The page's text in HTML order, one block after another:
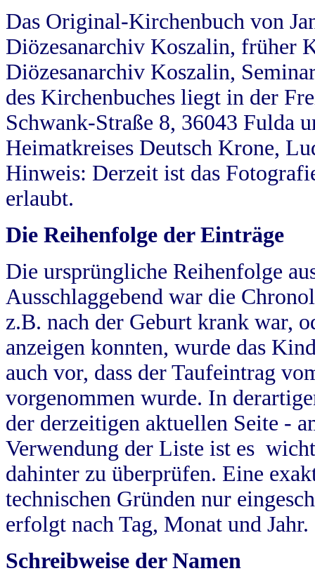
Das Original-Kirchenbuch von
Diözesanarchiv Koszalin, früher
Diözesanarchiv Koszalin,
des Kirchenbuches liegt in der
Schwank-Straße 8, 36043 Fulda
Heimatkreises Deutsch Krone,
Hinweis: Derzeit ist das
erlaubt.
Die Reihenfolge der Einträge
Die ursprüngliche Reihenfolge
Ausschlaggebend war die
z.B. nach der Geburt krank war,
anzeigen konnten, wurde das
auch vor, dass der Taufeintrag
vorgenommen wurde. In
der derzeitigen aktuellen Seite -
Verwendung der Liste ist es
dahinter zu überprüfen. Eine
technischen Gründen nur
erfolgt nach Tag, Monat und Jahr.
Schreibweise der Namen